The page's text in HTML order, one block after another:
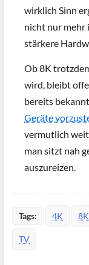
wirklich Sinn
nicht nur mehr
stärkere
Ob 8K
wird, bleibt
bereits
Geräte
vermutlich
man sitzt nah
auszureizen.
Tags: 4K 8K
TV